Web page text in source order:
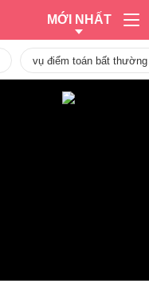
MỚI NHẤT
vụ điểm toán bất